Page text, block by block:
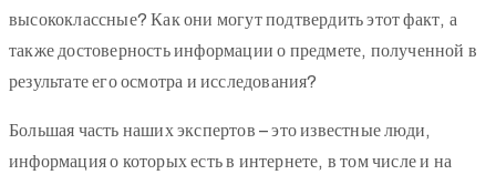
высококлассные? Как они могут подтвердить этот факт, а
также достоверность информации о предмете, полученной в
результате его осмотра и исследования?
Большая часть наших экспертов – это известные люди,
информация о которых есть в интернете, в том числе и на